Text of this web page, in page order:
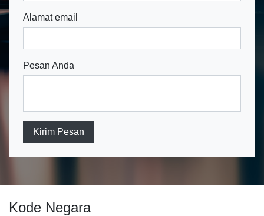
Alamat email
Pesan Anda
Kirim Pesan
Kode Negara